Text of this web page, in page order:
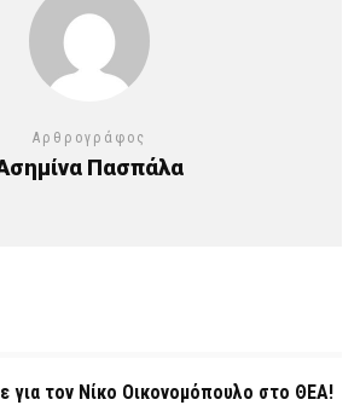
Αρθρογράφος
Πασπάλα
για τον Νίκο Οικονομόπουλο στο ΘΕΑ!